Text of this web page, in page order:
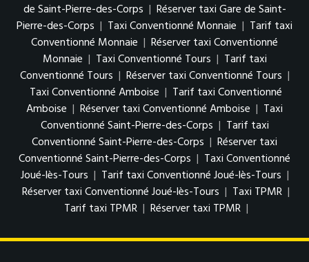
de Saint-Pierre-des-Corps | Réserver taxi Gare de Saint-
Pierre-des-Corps | Taxi Conventionné Monnaie | Tarif taxi
Conventionné Monnaie | Réserver taxi Conventionné
Monnaie | Taxi Conventionné Tours | Tarif taxi
Conventionné Tours | Réserver taxi Conventionné Tours |
Taxi Conventionné Amboise | Tarif taxi Conventionné
Amboise | Réserver taxi Conventionné Amboise | Taxi
Conventionné Saint-Pierre-des-Corps | Tarif taxi
Conventionné Saint-Pierre-des-Corps | Réserver taxi
Conventionné Saint-Pierre-des-Corps | Taxi Conventionné
Joué-lès-Tours | Tarif taxi Conventionné Joué-lès-Tours |
Réserver taxi Conventionné Joué-lès-Tours | Taxi TPMR |
Tarif taxi TPMR | Réserver taxi TPMR |